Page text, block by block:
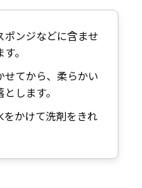
ポンジなどに含ませ
。
せてから、柔らかい
します。
をかけて洗剤をきれ